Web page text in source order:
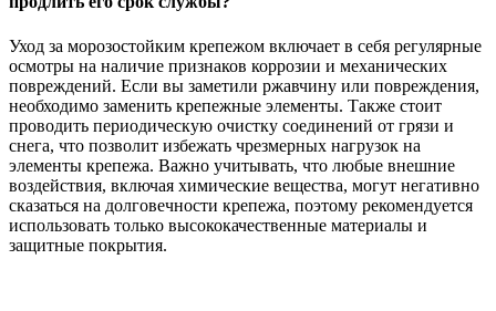
Уход за морозостойким крепежом включает в себя регулярные
осмотры на наличие признаков коррозии и механических
повреждений. Если вы заметили ржавчину или повреждения,
необходимо заменить крепежные элементы. Также стоит
проводить периодическую очистку соединений от грязи и
снега, что позволит избежать чрезмерных нагрузок на
элементы крепежа. Важно учитывать, что любые внешние
воздействия, включая химические вещества, могут негативно
сказаться на долговечности крепежа, поэтому рекомендуется
использовать только высококачественные материалы и
защитные покрытия.